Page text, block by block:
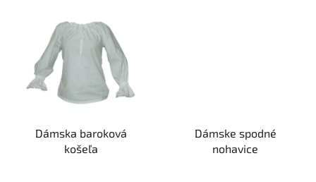
Dámska baroková
košeľa
Dámske spodné
nohavice